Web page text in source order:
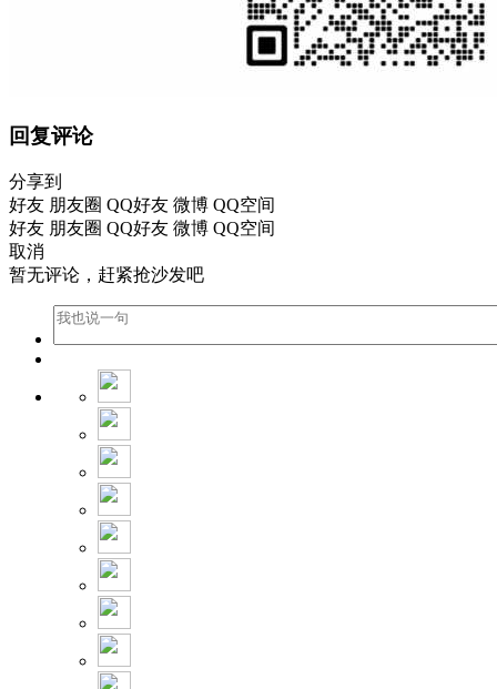
回复评论
分享到
好友 朋友圈 QQ好友 微博 QQ空间
好友 朋友圈 QQ好友 微博 QQ空间
取消
暂无评论，赶紧抢沙发吧